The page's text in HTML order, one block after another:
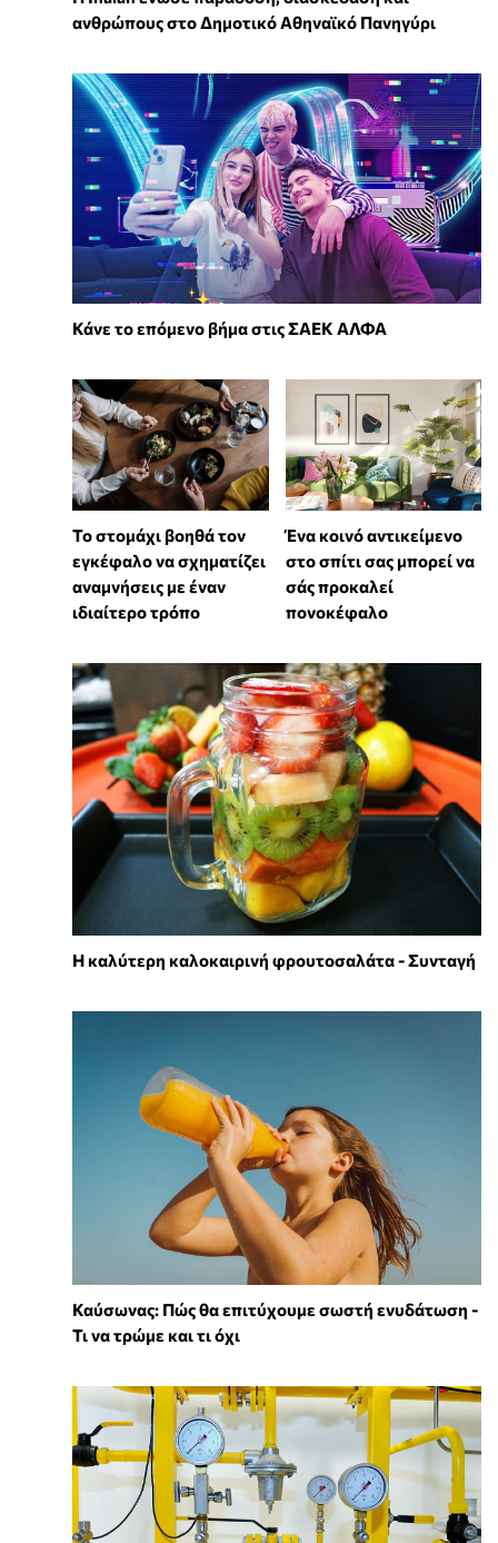
ανθρώπους στο Δημοτικό Αθηναϊκό Πανηγύρι
Κάνε το επόμενο βήμα στις ΣΑΕΚ ΑΛΦΑ
Το στομάχι βοηθά τον
εγκέφαλο να σχηματίζει
αναμνήσεις με έναν
ιδιαίτερο τρόπο
Ένα κοινό αντικείμενο
στο σπίτι σας μπορεί να
σάς προκαλεί
πονοκέφαλο
Η καλύτερη καλοκαιρινή φρουτοσαλάτα - Συνταγή
Καύσωνας: Πώς θα επιτύχουμε σωστή ενυδάτωση -
Τι να τρώμε και τι όχι